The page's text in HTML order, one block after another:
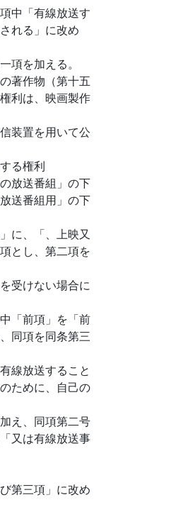
中「有線放送す
れる」に改め
項を加える。
著作物（第十五
利は、映画製作
装置を用いて公
る権利
放送番組」の下
送番組用」の下
に、「、上映又
とし、第二項を
受けない場合に
「前項」を「前
同項を同条第三
線放送すること
ために、自己の
え、同項第二号
又は有線放送事
第三項」に改め